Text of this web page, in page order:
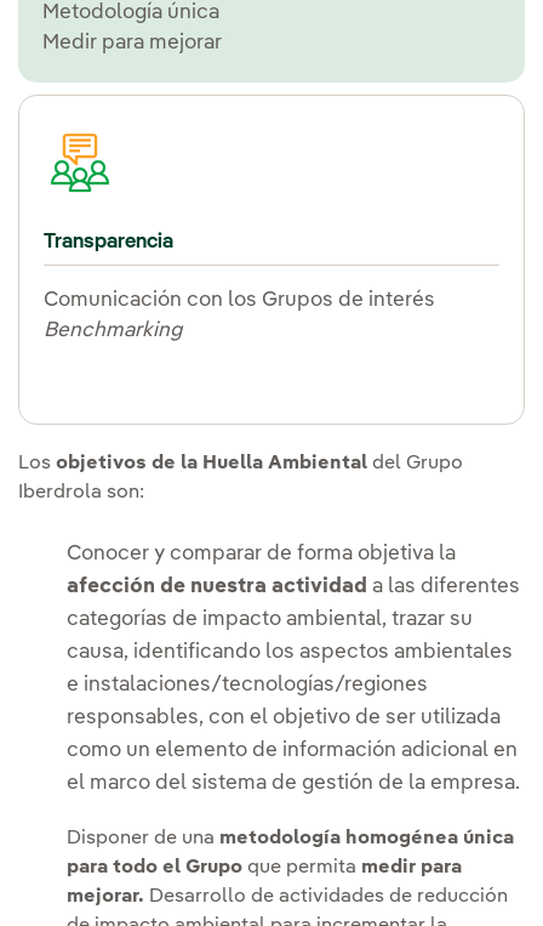
Metodología única
Medir para mejorar
Transparencia
Comunicación con los Grupos de interés
Benchmarking
Los objetivos de la Huella Ambiental del Grupo
Iberdrola son:
Conocer y comparar de forma objetiva la
afección de nuestra actividad a las diferentes
categorías de impacto ambiental, trazar su
causa, identificando los aspectos ambientales
e instalaciones/tecnologías/regiones
responsables, con el objetivo de ser utilizada
como un elemento de información adicional en
el marco del sistema de gestión de la empresa.
Disponer de una metodología homogénea única
para todo el Grupo que permita medir para
mejorar. Desarrollo de actividades de reducción